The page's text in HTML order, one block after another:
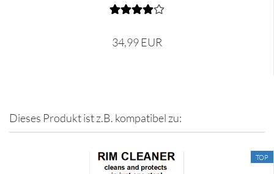
34,99 EUR
Dieses Produkt ist z.B. kompatibel zu:
TOP